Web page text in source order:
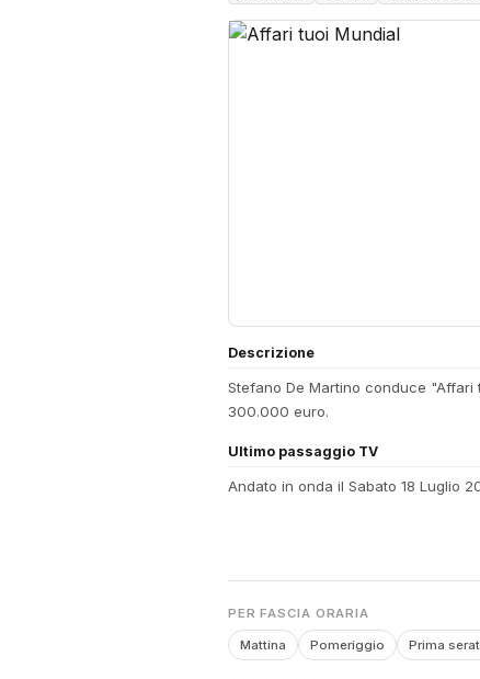
Descrizione
Stefano De Martino conduce
300.000 euro.
Ultimo passaggio TV
Andato in onda il Sabato 18 Luglio
PER FASCIA ORARIA
Mattina Pomeriggio Prima